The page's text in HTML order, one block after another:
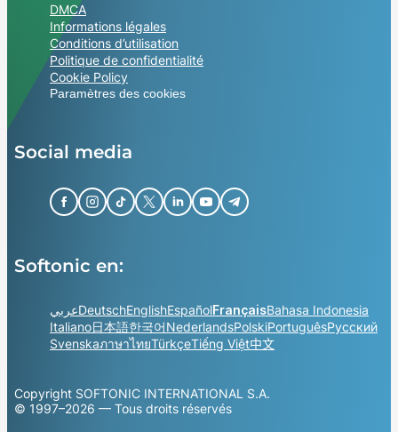
DMCA
Informations légales
Conditions d’utilisation
Politique de confidentialité
Cookie Policy
Paramètres des cookies
Social media
Softonic en:
عربيDeutschEnglishEspañolFrançaisBahasa Indonesia
Italiano日本語한국어NederlandsPolskiPortuguêsРусский
SvenskaภาษาไทยTürkçeTiếng Việt中文
Copyright SOFTONIC INTERNATIONAL S.A.
© 1997–2026 — Tous droits réservés